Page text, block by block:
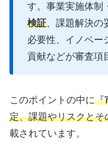
す。事業実施体制
検証 、課題解決
必要性、イノベー
貢献などが審査項
このポイントの中に『
定、課題やリスクとそ
載されています。